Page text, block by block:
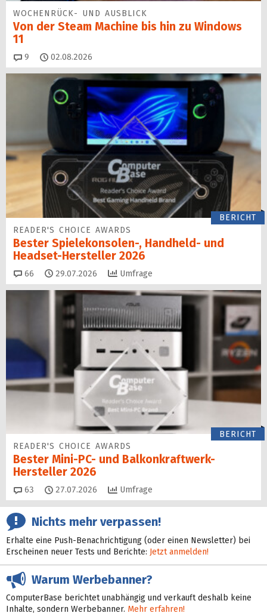
WOCHENRÜCK- UND AUSBLICK
Von der Steam Machine bis hin zu Windows
11
9 Kommentare
02.08.2026
BERICHT
READER'S CHOICE AWARDS
Bester Spielekonsolen-, Handheld- und
Headset-Hersteller 2026
66 Kommentare
29.07.2026 Umfrage
BERICHT
READER'S CHOICE AWARDS
Bester Mini-PC- und Balkonkraftwerk-
Hersteller 2026
63 Kommentare
27.07.2026 Umfrage
Nichts mehr verpassen!
Erhalte eine Push-Benachrichtigung (oder einen Newsletter) bei
Erscheinen neuer Tests und Berichte: Jetzt anmelden!
Warum Werbebanner?
ComputerBase berichtet unabhängig und verkauft deshalb keine
Inhalte, sondern Werbebanner. Mehr erfahren!